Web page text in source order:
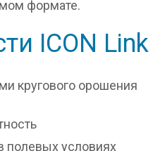
формате.
ICON Link
кругового орошения
условиях